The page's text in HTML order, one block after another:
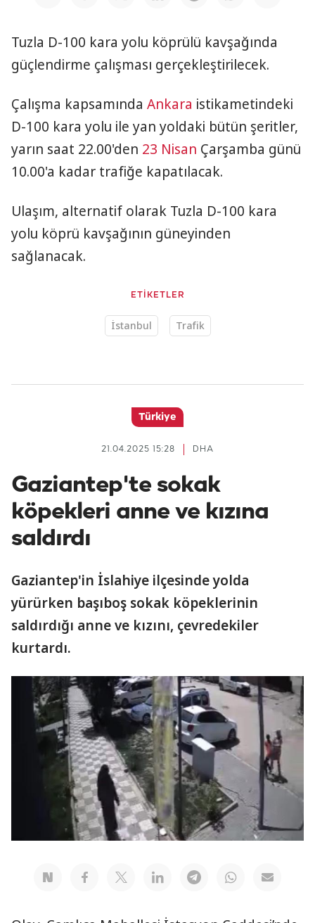
Tuzla D-100 kara yolu köprülü kavşağında
güçlendirme çalışması gerçekleştirilecek.
Çalışma kapsamında Ankara istikametindeki
D-100 kara yolu ile yan yoldaki bütün şeritler,
yarın saat 22.00'den 23 Nisan Çarşamba günü
10.00'a kadar trafiğe kapatılacak.
Ulaşım, alternatif olarak Tuzla D-100 kara
yolu köprü kavşağının güneyinden
sağlanacak.
ETİKETLER
İstanbul Trafik
Türkiye
DHA
21.04.2025 15:28
Gaziantep'te sokak
köpekleri anne ve kızına
saldırdı
Gaziantep'in İslahiye ilçesinde yolda
yürürken başıboş sokak köpeklerinin
saldırdığı anne ve kızını, çevredekiler
kurtardı.